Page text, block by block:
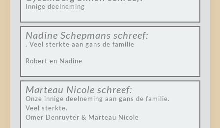
Innige deelneming
Nadine Schepmans schreef:
. Veel sterkte aan gans de familie
Robert en Nadine
Marteau Nicole schreef:
Onze innige deelneming aan gans de familie.
Veel sterkte.
Omer Denruyter & Marteau Nicole